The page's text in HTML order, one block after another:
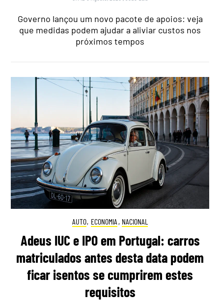
Governo lançou um novo pacote de apoios: veja
que medidas podem ajudar a aliviar custos nos
próximos tempos
AUTO, ECONOMIA , NACIONAL
Adeus IUC e IPO em Portugal: carros
matriculados antes desta data podem
ficar isentos se cumprirem estes
requisitos